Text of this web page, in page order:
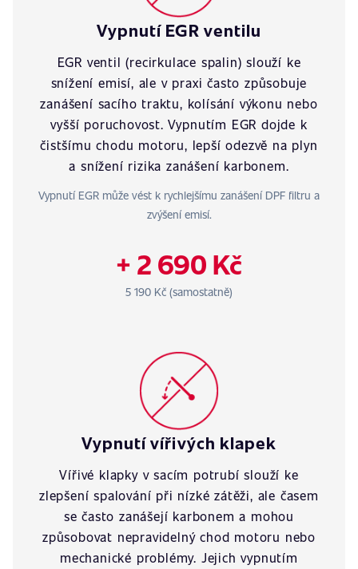
Vypnutí EGR ventilu
EGR ventil (recirkulace spalin) slouží ke
snížení emisí, ale v praxi často způsobuje
zanášení sacího traktu, kolísání výkonu nebo
vyšší poruchovost. Vypnutím EGR dojde k
čistšímu chodu motoru, lepší odezvě na plyn
a snížení rizika zanášení karbonem.
Vypnutí EGR může vést k rychlejšímu zanášení DPF filtru a
zvýšení emisí.
+ 2 690 Kč
5 190 Kč (samostatně)
Vypnutí vířivých klapek
Vířivé klapky v sacím potrubí slouží ke
zlepšení spalování při nízké zátěži, ale časem
se často zanášejí karbonem a mohou
způsobovat nepravidelný chod motoru nebo
mechanické problémy. Jejich vypnutím